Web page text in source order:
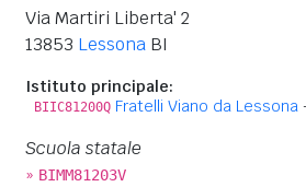
Via Martiri Liberta' 2
13853 Lessona BI
Istituto principale:
BIIC81200Q Fratelli Viano da Lessona
Scuola statale
» BIMM81203V